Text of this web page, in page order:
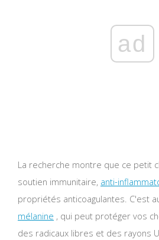
ad
La recherche montre que ce petit
soutien immunitaire, anti-
propriétés anticoagulantes. C'est
mélanine , qui peut protéger vos
des radicaux libres et des rayons